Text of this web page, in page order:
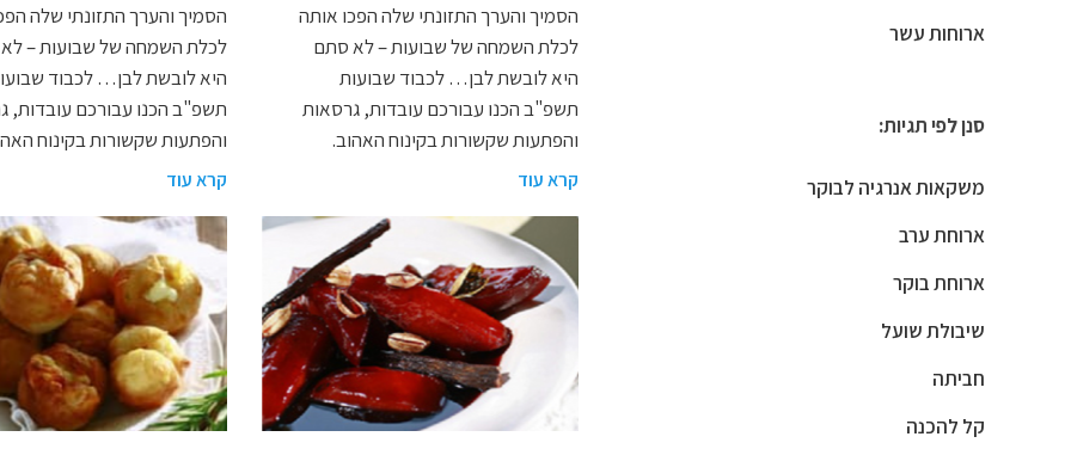
ארוחות עשר
סנן לפי תגיות:
משקאות אנרגיה לבוקר
ארוחת ערב
ארוחת בוקר
שיבולת שועל
חביתה
קל להכנה
הסמיך והערך התזונתי שלה הפכו אותה
לכלת השמחה של שבועות – לא סתם
היא לובשת לבן… לכבוד שבועות
תשפ"ב הכנו עבורכם עובדות, גרסאות
והפתעות שקשורות בקינוח האהוב.
קרא עוד
הסמיך והערך התזונתי שלה
לכלת השמחה של שבועות –
היא לובשת לבן… לכבוד
תשפ"ב הכנו עבורכם עובדות,
והפתעות שקשורות בקינוח
קרא עוד